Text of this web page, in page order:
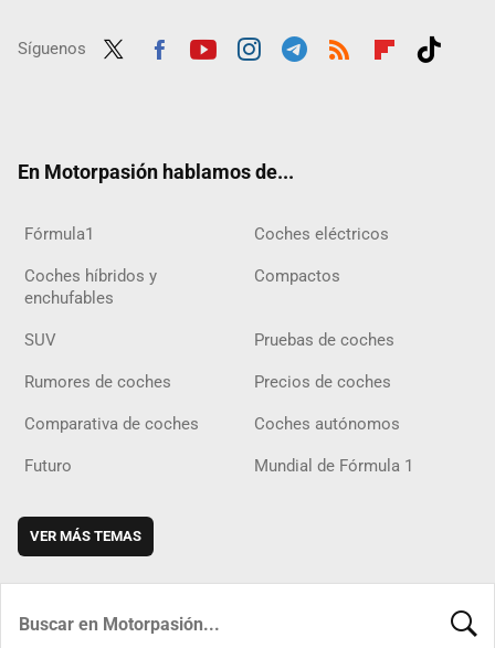
Síguenos
En Motorpasión hablamos de...
Fórmula1 Coches eléctricos
Coches híbridos y
enchufables
Compactos
SUV Pruebas de coches
Rumores de coches Precios de coches
Comparativa de coches Coches autónomos
Futuro Mundial de Fórmula 1
VER MÁS TEMAS